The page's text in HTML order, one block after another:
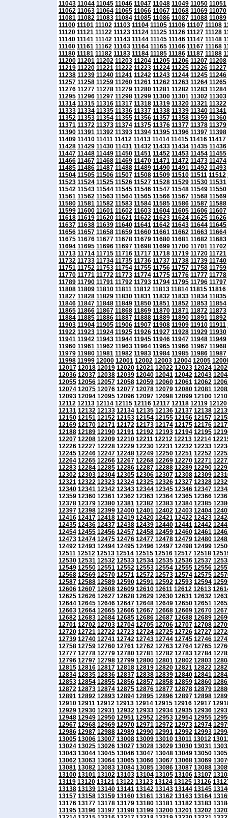
11043 11044 11045 11046 11047 11048 11049 11050 11051
11062 11063 11064 11065 11066 11067 11068 11069 11070
11081 11082 11083 11084 11085 11086 11087 11088 11089
11100 11101 11102 11103 11104 11105 11106 11107 11108
11120 11121 11122 11123 11124 11125 11126 11127 11128
11140 11141 11142 11143 11144 11145 11146 11147 11148
11160 11161 11162 11163 11164 11165 11166 11167 11168
11180 11181 11182 11183 11184 11185 11186 11187 11188
11200 11201 11202 11203 11204 11205 11206 11207 11208
11219 11220 11221 11222 11223 11224 11225 11226 11227
11238 11239 11240 11241 11242 11243 11244 11245 11246
11257 11258 11259 11260 11261 11262 11263 11264 11265
11276 11277 11278 11279 11280 11281 11282 11283 11284
11295 11296 11297 11298 11299 11300 11301 11302 11303
11314 11315 11316 11317 11318 11319 11320 11321 11322
11333 11334 11335 11336 11337 11338 11339 11340 11341
11352 11353 11354 11355 11356 11357 11358 11359 11360
11371 11372 11373 11374 11375 11376 11377 11378 11379
11390 11391 11392 11393 11394 11395 11396 11397 11398
11409 11410 11411 11412 11413 11414 11415 11416 11417
11428 11429 11430 11431 11432 11433 11434 11435 11436
11447 11448 11449 11450 11451 11452 11453 11454 11455
11466 11467 11468 11469 11470 11471 11472 11473 11474
11485 11486 11487 11488 11489 11490 11491 11492 11493
11504 11505 11506 11507 11508 11509 11510 11511 11512
11523 11524 11525 11526 11527 11528 11529 11530 11531
11542 11543 11544 11545 11546 11547 11548 11549 11550
11561 11562 11563 11564 11565 11566 11567 11568 11569
11580 11581 11582 11583 11584 11585 11586 11587 11588
11599 11600 11601 11602 11603 11604 11605 11606 11607
11618 11619 11620 11621 11622 11623 11624 11625 11626
11637 11638 11639 11640 11641 11642 11643 11644 11645
11656 11657 11658 11659 11660 11661 11662 11663 11664
11675 11676 11677 11678 11679 11680 11681 11682 11683
11694 11695 11696 11697 11698 11699 11700 11701 11702
11713 11714 11715 11716 11717 11718 11719 11720 11721
11732 11733 11734 11735 11736 11737 11738 11739 11740
11751 11752 11753 11754 11755 11756 11757 11758 11759
11770 11771 11772 11773 11774 11775 11776 11777 11778
11789 11790 11791 11792 11793 11794 11795 11796 11797
11808 11809 11810 11811 11812 11813 11814 11815 11816
11827 11828 11829 11830 11831 11832 11833 11834 11835
11846 11847 11848 11849 11850 11851 11852 11853 11854
11865 11866 11867 11868 11869 11870 11871 11872 11873
11884 11885 11886 11887 11888 11889 11890 11891 11892
11903 11904 11905 11906 11907 11908 11909 11910 11911
11922 11923 11924 11925 11926 11927 11928 11929 11930
11941 11942 11943 11944 11945 11946 11947 11948 11949
11960 11961 11962 11963 11964 11965 11966 11967 11968
11979 11980 11981 11982 11983 11984 11985 11986 11987
11998 11999 12000 12001 12002 12003 12004 12005
12017 12018 12019 12020 12021 12022 12023 12024
12036 12037 12038 12039 12040 12041 12042 12043
12055 12056 12057 12058 12059 12060 12061 12062
12074 12075 12076 12077 12078 12079 12080 12081
12093 12094 12095 12096 12097 12098 12099 12100
12112 12113 12114 12115 12116 12117 12118 12119 12120
12131 12132 12133 12134 12135 12136 12137 12138
12150 12151 12152 12153 12154 12155 12156 12157
12169 12170 12171 12172 12173 12174 12175 12176
12188 12189 12190 12191 12192 12193 12194 12195
12207 12208 12209 12210 12211 12212 12213 12214
12226 12227 12228 12229 12230 12231 12232 12233
12245 12246 12247 12248 12249 12250 12251 12252
12264 12265 12266 12267 12268 12269 12270 12271
12283 12284 12285 12286 12287 12288 12289 12290
12302 12303 12304 12305 12306 12307 12308 12309
12321 12322 12323 12324 12325 12326 12327 12328
12340 12341 12342 12343 12344 12345 12346 12347
12359 12360 12361 12362 12363 12364 12365 12366
12378 12379 12380 12381 12382 12383 12384 12385
12397 12398 12399 12400 12401 12402 12403 12404
12416 12417 12418 12419 12420 12421 12422 12423
12435 12436 12437 12438 12439 12440 12441 12442
12454 12455 12456 12457 12458 12459 12460 12461
12473 12474 12475 12476 12477 12478 12479 12480
12492 12493 12494 12495 12496 12497 12498 12499
12511 12512 12513 12514 12515 12516 12517 12518
12530 12531 12532 12533 12534 12535 12536 12537
12549 12550 12551 12552 12553 12554 12555 12556
12568 12569 12570 12571 12572 12573 12574 12575
12587 12588 12589 12590 12591 12592 12593 12594
12606 12607 12608 12609 12610 12611 12612 12613
12625 12626 12627 12628 12629 12630 12631 12632
12644 12645 12646 12647 12648 12649 12650 12651
12663 12664 12665 12666 12667 12668 12669 12670
12682 12683 12684 12685 12686 12687 12688 12689
12701 12702 12703 12704 12705 12706 12707 12708
12720 12721 12722 12723 12724 12725 12726 12727
12739 12740 12741 12742 12743 12744 12745 12746
12758 12759 12760 12761 12762 12763 12764 12765
12777 12778 12779 12780 12781 12782 12783 12784
12796 12797 12798 12799 12800 12801 12802 12803
12815 12816 12817 12818 12819 12820 12821 12822
12834 12835 12836 12837 12838 12839 12840 12841
12853 12854 12855 12856 12857 12858 12859 12860
12872 12873 12874 12875 12876 12877 12878 12879
12891 12892 12893 12894 12895 12896 12897 12898
12910 12911 12912 12913 12914 12915 12916 12917
12929 12930 12931 12932 12933 12934 12935 12936
12948 12949 12950 12951 12952 12953 12954 12955
12967 12968 12969 12970 12971 12972 12973 12974
12986 12987 12988 12989 12990 12991 12992 12993
13005 13006 13007 13008 13009 13010 13011 13012
13024 13025 13026 13027 13028 13029 13030 13031
13043 13044 13045 13046 13047 13048 13049 13050
13062 13063 13064 13065 13066 13067 13068 13069
13081 13082 13083 13084 13085 13086 13087 13088
13100 13101 13102 13103 13104 13105 13106 13107
13119 13120 13121 13122 13123 13124 13125 13126
13138 13139 13140 13141 13142 13143 13144 13145
13157 13158 13159 13160 13161 13162 13163 13164
13176 13177 13178 13179 13180 13181 13182 13183
13195 13196 13197 13198 13199 13200 13201 13202